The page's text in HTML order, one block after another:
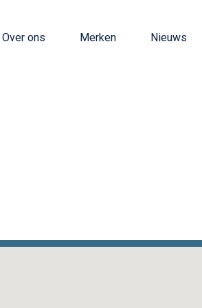
Over ons Merken Nieuws